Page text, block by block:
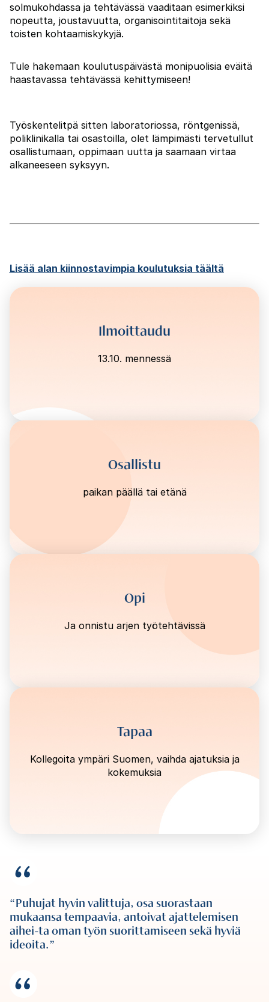
solmukohdassa ja tehtävässä vaaditaan esimerkiksi
nopeutta, joustavuutta, organisointitaitoja sekä
toisten kohtaamiskykyjä.
Tule hakemaan koulutuspäivästä monipuolisia eväitä
haastavassa tehtävässä kehittymiseen!
Työskentelitpä sitten laboratoriossa, röntgenissä,
poliklinikalla tai osastoilla, olet lämpimästi tervetullut
osallistumaan, oppimaan uutta ja saamaan virtaa
alkaneeseen syksyyn.
Lisää alan kiinnostavimpia koulutuksia täältä
Ilmoittaudu
13.10. mennessä
Osallistu
paikan päällä tai etänä
Opi
Ja onnistu arjen työtehtävissä
Tapaa
Kollegoita ympäri Suomen, vaihda ajatuksia ja
kokemuksia
Puhujat hyvin valittuja, osa suorastaan
mukaansa tempaavia, antoivat ajattelemisen
aihei-ta oman työn suorittamiseen sekä hyviä
ideoita.